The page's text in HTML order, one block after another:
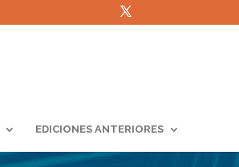
EDICIONES ANTERIORES